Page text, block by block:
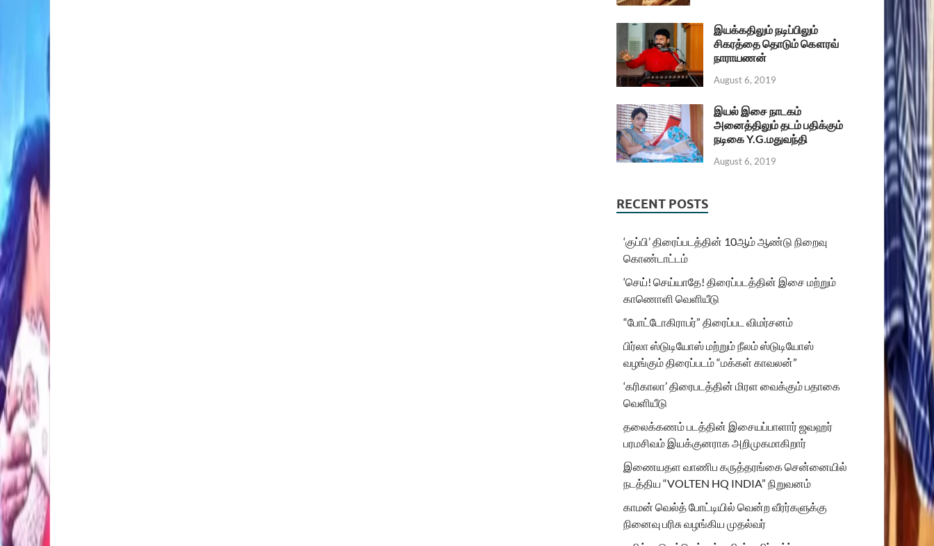
இயக்கதிலும் நடிப்பிலும்
சிகரத்தை தொடும் கௌரவ்
நாராயணன்
August 6, 2019
இயல் இசை நாடகம்
அனைத்திலும் தடம் பதிக்கும்
நடிகை Y.G.மதுவந்தி
August 6, 2019
RECENT POSTS
‘குப்பி’ திரைப்படத்தின் 10ஆம் ஆண்டு நிறைவு
கொண்டாட்டம்
‘செய்! செய்யாதே! திரைப்படத்தின் இசை மற்றும்
காணொளி வெளியீடு
“போட்டோகிராபர்” திரைப்பட விமர்சனம்
பிர்லா ஸ்டுடியோஸ் மற்றும் நீலம் ஸ்டுடியோஸ்
வழங்கும் திரைப்படம் “மக்கள் காவலன்”
‘கரிகாலா’ திரைபடத்தின் மிரள வைக்கும் பதாகை
வெளியீடு
தலைக்கணம் படத்தின் இசையப்பாளார் ஜவஹர்
பரமசிவம் இயக்குனராக அறிமுகமாகிறார்
இணையதள வாணிப கருத்தரங்கை சென்னையில்
நடத்திய “VOLTEN HQ INDIA” நிறுவனம்
காமன் வெல்த் போட்டியில் வென்ற வீரர்களுக்கு
நினைவு பரிசு வழங்கிய முதல்வர்